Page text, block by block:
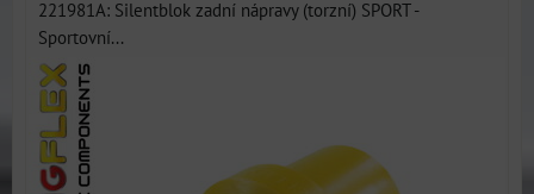
221981A: Silentblok zadní nápravy (torzní) SPORT -
Sportovní...